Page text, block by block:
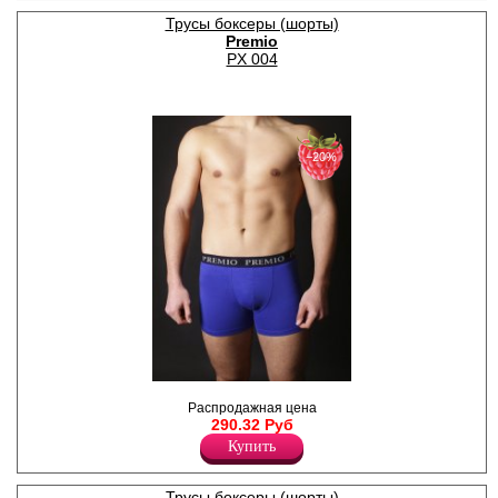
Трусы боксеры (шорты)
Premio
PX 004
по поясу элстичная резинка
с надписью " Premio"
Лайкра 5%
Хлопок 95%
−20%
Распродажная цена
290.32 Руб
Купить